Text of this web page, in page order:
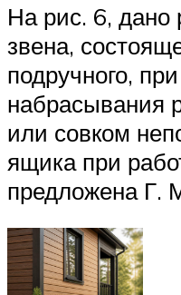
На рис. 6, дано
звена,
подручного,
набрасывания
или совком
ящика при
предложена Г.